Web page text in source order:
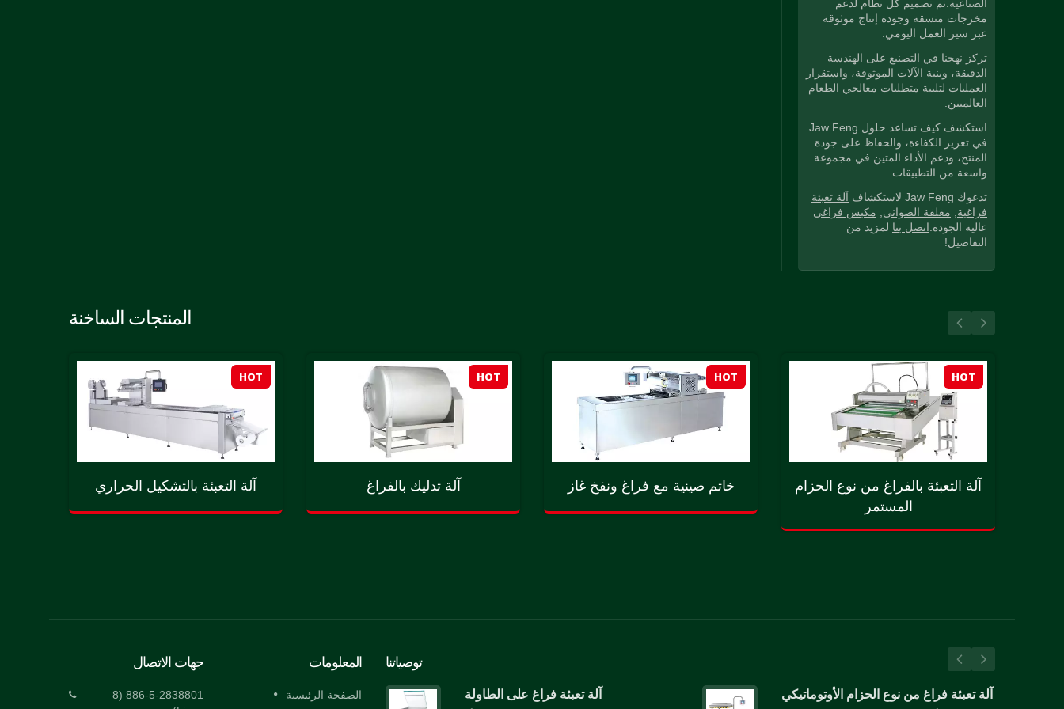
الصناعية.تم تصميم كل نظام لدعم
مخرجات متسقة وجودة إنتاج موثوقة
عبر سير العمل اليومي.
تركز نهجنا في التصنيع على الهندسة
الدقيقة، وبنية الآلات الموثوقة، واستقرار
العمليات لتلبية متطلبات معالجي الطعام
العالميين.
استكشف كيف تساعد حلول Jaw Feng
في تعزيز الكفاءة، والحفاظ على جودة
المنتج، ودعم الأداء المتين في مجموعة
واسعة من التطبيقات.
تدعوك Jaw Feng لاستكشاف
آلة تعبئة
فراغية, مغلفة الصواني, مكبس فراغي
عالية الجودة. اتصل بنا لمزيد من
التفاصيل!
المنتجات الساخنة
HOT
آلة التعبئة بالتشكيل الحراري
HOT
آلة تدليك بالفراغ
HOT
خاتم صينية مع فراغ ونفخ غاز
HOT
آلة التعبئة بالفراغ من نوع الحزام
المستمر
جهات الاتصال
886-5-2838801 (8
المعلومات
الصفحة الرئيسية
توصياتنا
آلة تعبئة فراغ مزدوجة أوتوماتيكية
آلة تعبئة فراغ على الطاولة آلة تعبئة فراغ من نوع الحزام الأوتوماتيكي